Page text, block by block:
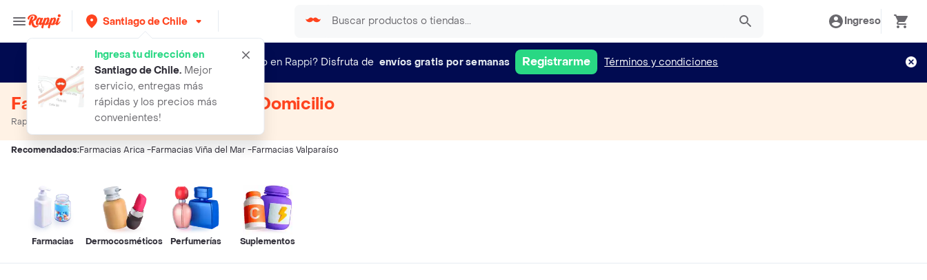
Santiago de Chile
Ingresa tu dirección en
Santiago de Chile. Mejor
servicio, entregas más
rápidas y los precios más
convenientes!
Ingreso
¿Nuevo en Rappi? Disfruta de envíos gratis por semanas Registrarme Términos y condiciones
Farmacias de Turno Delivery a Domicilio
Rappi Farmacias A Domicilio
Recomendados:Farmacias Arica -Farmacias Viña del Mar-Farmacias Valparaíso
Farmacias Dermocosméticos Perfumerías Suplementos